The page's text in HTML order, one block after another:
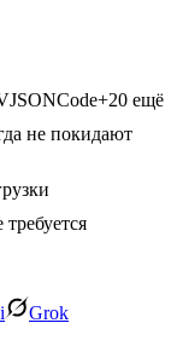
JSONCode+20 ещё
не покидают
Grok